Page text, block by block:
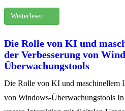
Weiterlesen …
Die Rolle von KI und
der Verbesserung von
Überwachungstools
Die Rolle von KI und maschinellem
von Windows-Überwachungstools